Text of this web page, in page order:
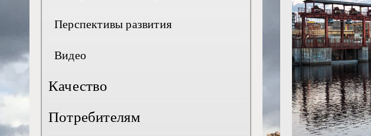
Перспективы развития
Видео
Качество
Потребителям